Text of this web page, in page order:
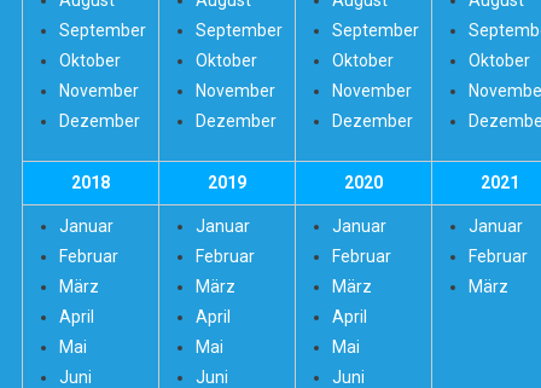
September
Oktober
November
Dezember
September
Oktober
November
Dezember
September
Oktober
November
Dezember
Oktober
2018 2019 2020 2021
Januar
Februar
März
April
Mai
Juni
Januar
Februar
März
April
Mai
Juni
Januar
Februar
März
April
Mai
Juni
Januar
Februar
März